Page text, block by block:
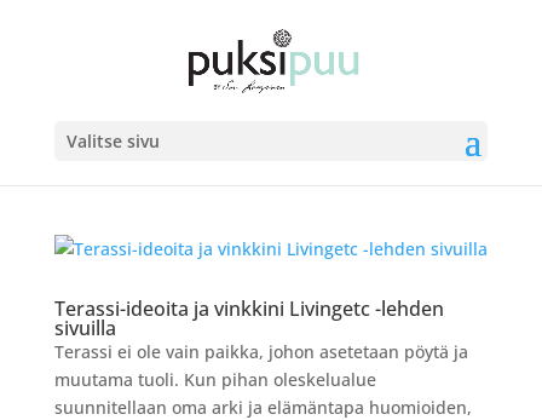
Valitse sivu
Terassi-ideoita ja vinkkini Livingetc -lehden
sivuilla
Terassi ei ole vain paikka, johon asetetaan pöytä ja
muutama tuoli. Kun pihan oleskelualue
suunnitellaan oma arki ja elämäntapa huomioiden,